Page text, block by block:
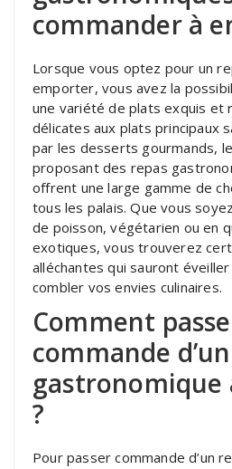
commander à
Lorsque vous optez pour un
emporter, vous avez la
une variété de plats exquis et
délicates aux plats principaux
par les desserts gourmands,
proposant des repas
offrent une large gamme de
tous les palais. Que vous
de poisson, végétarien ou en
exotiques, vous trouverez
alléchantes qui sauront
combler vos envies culinaires.
Comment
commande
?
Pour passer commande d’un